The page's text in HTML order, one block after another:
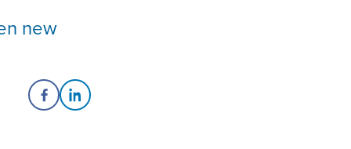
new
Share on Facebook
Share on LinkedIn